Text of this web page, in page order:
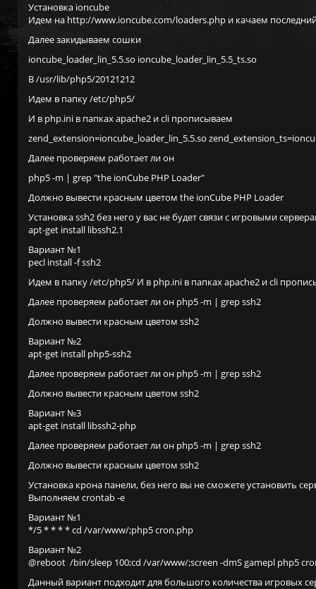
Установка ioncube
Идем на http://www.ioncube.com/loaders.php и качаем
Далее закидываем сошки
ioncube_loader_lin_5.5.so ioncube_loader_lin_5.5_ts.so
В /usr/lib/php5/20121212
Идем в папку /etc/php5/
И в php.ini в папках apache2 и cli прописываем
zend_extension=ioncube_loader_lin_5.5.so
Далее проверяем работает ли он
php5 -m | grep "the ionCube PHP Loader"
Должно вывести красным цветом the ionCube PHP Loader
Установка ssh2 без него у вас не будет связи с игровыми
apt-get install libssh2.1
Вариант №1
pecl install -f ssh2
Идем в папку /etc/php5/ И в php.ini в папках apache2 и cli
Далее проверяем работает ли он php5 -m | grep ssh2
Должно вывести красным цветом ssh2
Вариант №2
apt-get install php5-ssh2
Далее проверяем работает ли он php5 -m | grep ssh2
Должно вывести красным цветом ssh2
Вариант №3
apt-get install libssh2-php
Далее проверяем работает ли он php5 -m | grep ssh2
Должно вывести красным цветом ssh2
Установка крона панели, без него вы не сможете установить
Выполняем crontab -e
Вариант №1
*/5 * * * * cd /var/www/;php5 cron.php
Вариант №2
@reboot /bin/sleep 100;cd /var/www/;screen -dmS gamepl php5
Данный вариант подходит для большого количества игровых